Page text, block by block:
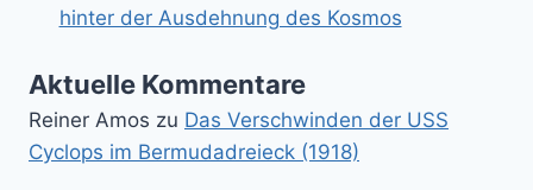
hinter der Ausdehnung des Kosmos
Aktuelle Kommentare
Reiner Amos zu Das Verschwinden der USS
Cyclops im Bermudadreieck (1918)